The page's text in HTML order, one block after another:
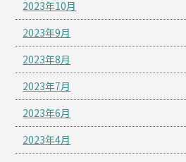
2023年10月
2023年9月
2023年8月
2023年7月
2023年6月
2023年4月